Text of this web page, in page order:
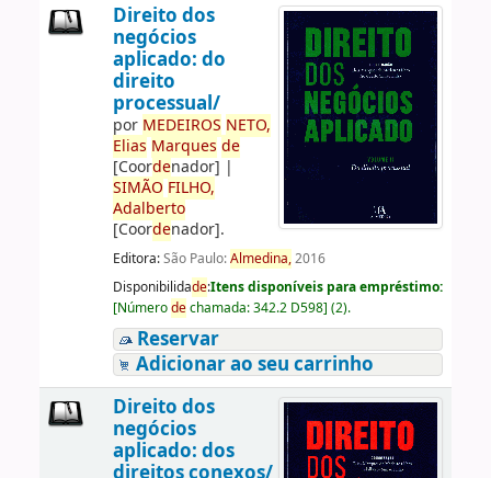
Direito dos
negócios
aplicado: do
direito
processual/
por MEDEIROS NETO,
Elias Marques de
[Coordenador] |
SIMÃO FILHO,
Adalberto
[Coordenador].
Editora:São Paulo:Almedina,2016
Disponibilidade:Itens disponíveis para empréstimo:
[Númerodechamada:342.2 D598] (2).
Reservar
Adicionar ao seu carrinho
Direito dos
negócios
aplicado: dos